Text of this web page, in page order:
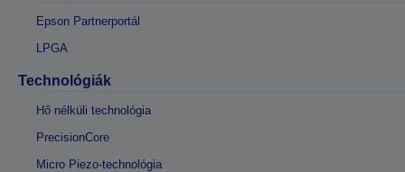
Epson Partnerportál
LPGA
Technológiák
Hő nélküli technológia
PrecisionCore
Micro Piezo-technológia